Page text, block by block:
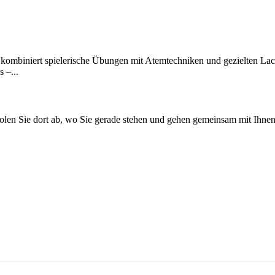
spielerische Übungen mit Atemtechniken und gezielten
–...
Sie dort ab, wo Sie gerade stehen und gehen gemeinsam mit